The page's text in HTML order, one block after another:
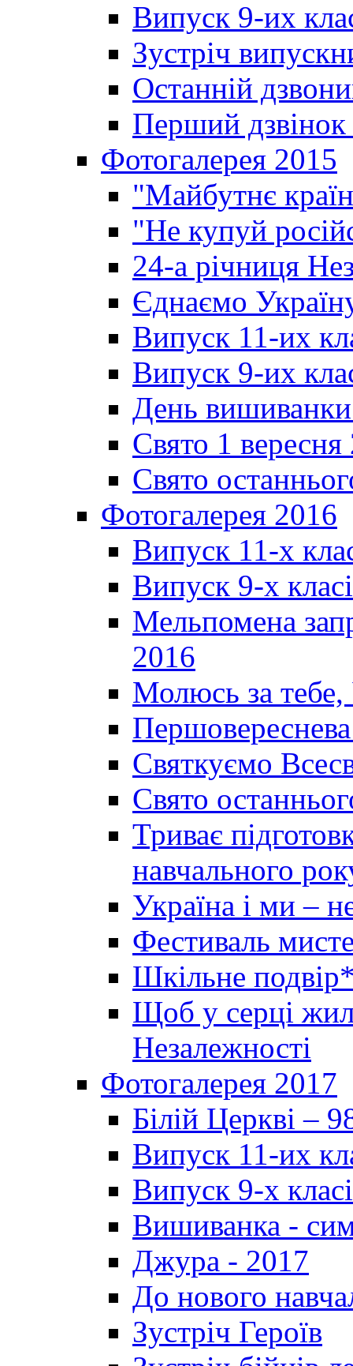
Випуск 9-их
Зустріч
Останній
Перший
Фотогалерея 2015
"Майбутнє
"Не купуй
24-а річниця
Єднаємо
Випуск 11-их
Випуск 9-их
День
Свято 1 вересня
Свято
Фотогалерея 2016
Випуск 11-х
Випуск 9-х
Мельпомена
2016
Молюсь за тебе,
Святкуємо
Свято
Триває
навчального
Україна і ми –
Фестиваль
Шкільне
Щоб у серці
Незалежності
Фотогалерея 2017
Білій Церкві –
Випуск 11-их
Випуск 9-х
Вишиванка -
Джура - 2017
До нового
Зустріч Героїв